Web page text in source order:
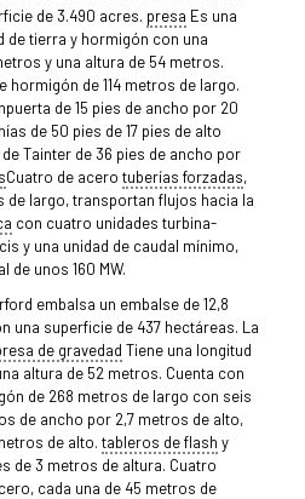
de 3.490 acres. presa Es una
de tierra y hormigón con una
y una altura de 54 metros.
hormigón de 114 metros de largo.
de 15 pies de ancho por 20
de 50 pies de 17 pies de alto
Tainter de 36 pies de ancho por
Cuatro de acero tuberías forzadas,
de largo, transportan flujos hacia la
con cuatro unidades turbina-
y una unidad de caudal mínimo,
de unos 160 MW.
embalsa un embalse de 12,8
una superficie de 437 hectáreas. La
de gravedad Tiene una longitud
altura de 52 metros. Cuenta con
de 268 metros de largo con seis
de ancho por 2,7 metros de alto,
de alto. tableros de flash y
de 3 metros de altura. Cuatro
cada una de 45 metros de